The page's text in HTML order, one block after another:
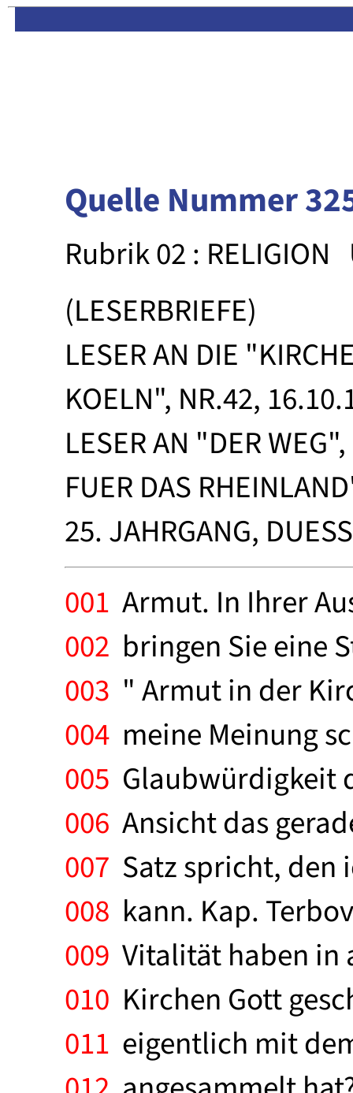
Quelle Nummer
Rubrik 02 : RELIGION
(LESERBRIEFE)
LESER AN DIE
KOELN", NR.42,
LESER AN "DER
FUER DAS
25. JAHRGANG,
001 Armut. In Ihrer
002 bringen Sie eine
003 " Armut in der
004 meine Meinung
005 Glaubwürdigkeit
006 Ansicht das
007 Satz spricht, den
008 kann. Kap.
009 Vitalität haben in
010 Kirchen Gott
011 eigentlich mit